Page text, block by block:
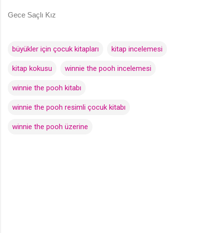
Gece Saçlı Kız
büyükler için çocuk kitapları kitap incelemesi
kitap kokusu winnie the pooh incelemesi
winnie the pooh kitabı
winnie the pooh resimli çocuk kitabı
winnie the pooh üzerine